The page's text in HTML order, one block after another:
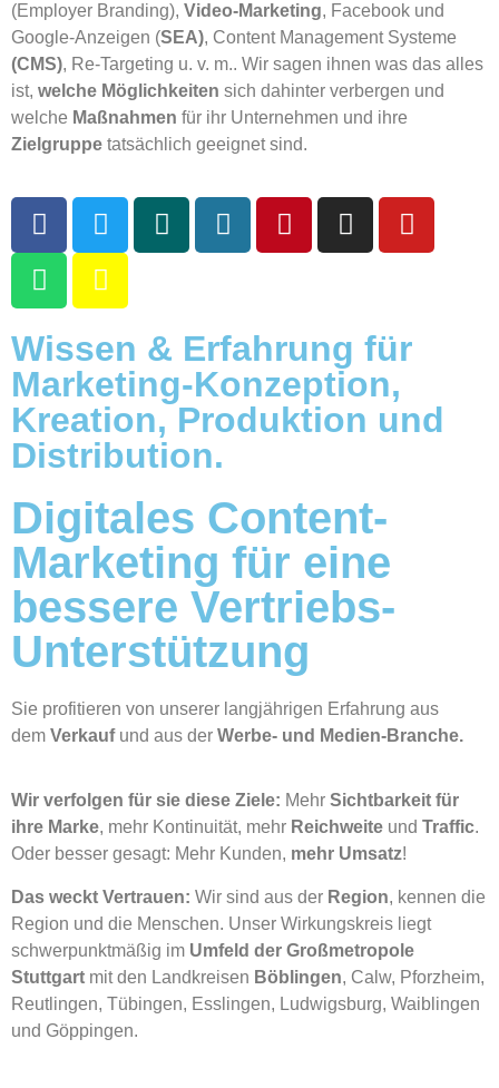
(Employer Branding), Video-Marketing, Facebook und
Google-Anzeigen (SEA), Content Management Systeme
(CMS), Re-Targeting u. v. m.. Wir sagen ihnen was das alles
ist, welche Möglichkeiten sich dahinter verbergen und
welche Maßnahmen für ihr Unternehmen und ihre
Zielgruppe tatsächlich geeignet sind.
Wissen & Erfahrung für
Marketing-Konzeption,
Kreation, Produktion und
Distribution.
Digitales Content-
Marketing für eine
bessere Vertriebs-
Unterstützung
Sie profitieren von unserer langjährigen Erfahrung aus
dem Verkauf und aus der Werbe- und Medien-Branche.
Wir verfolgen für sie diese Ziele: Mehr Sichtbarkeit für
ihre Marke, mehr Kontinuität, mehr Reichweite und Traffic.
Oder besser gesagt: Mehr Kunden, mehr Umsatz!
Das weckt Vertrauen: Wir sind aus der Region, kennen die
Region und die Menschen. Unser Wirkungskreis liegt
schwerpunktmäßig im Umfeld der Großmetropole
Stuttgart mit den Landkreisen Böblingen, Calw, Pforzheim,
Reutlingen, Tübingen, Esslingen, Ludwigsburg, Waiblingen
und Göppingen.